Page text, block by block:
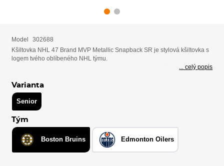
Model
302688
Kšiltovka NHL 47 Brand MVP Metallic Snapback SR je stylová kšiltovka s
logem tvého oblíbeného NHL týmu.
... celý popis
Varianta
Senior
Tým
Boston Bruins Edmonton Oilers